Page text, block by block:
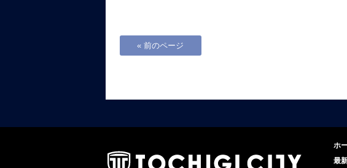
« 前のページ
ホ
最